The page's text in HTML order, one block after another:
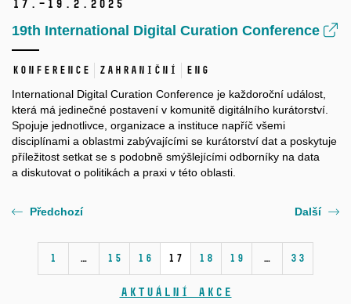
17.–19. 2. 2025
19th International Digital Curation Conference
Konference Zahraniční ENG
International Digital Curation Conference je každoroční událost,
která má jedinečné postavení v komunitě digitálního kurátorství.
Spojuje jednotlivce, organizace a instituce napříč všemi
disciplínami a oblastmi zabývajícími se kurátorství dat a poskytuje
příležitost setkat se s podobně smýšlejícími odborníky na data
a diskutovat o politikách a praxi v této oblasti.
Předchozí
1 … 15 16 17 18 19 … 33
Další
Aktuální akce